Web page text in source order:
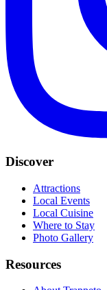
Discover
Attractions
Local Events
Local Cuisine
Where to Stay
Photo Gallery
Resources